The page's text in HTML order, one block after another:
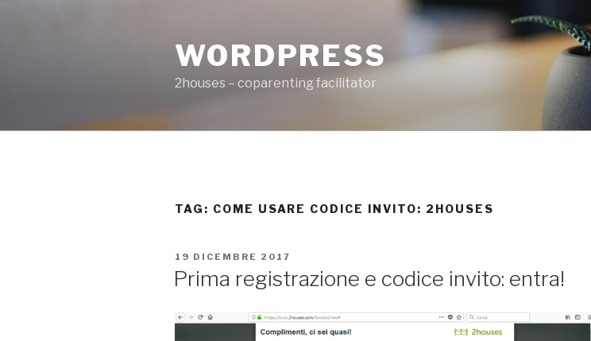
WORDPRESS
2houses – coparenting facilitator
TAG: COME USARE CODICE INVITO: 2HOUSES
PUBBLICATO
IL
19 DICEMBRE 2017
Prima registrazione e codice invito: entra!